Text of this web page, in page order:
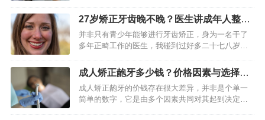
“正畸后圆脸变鹅蛋脸”的案例，也有不少人反馈“矫
正后脸型毫无变…
27岁矫正牙齿晚不晚？医生讲成年人整牙
利弊与最佳时机
并非只有青少年能够进行牙齿矫正，身为一名干了
多年正畸工作的医生，我碰到过好多二十七八岁乃
够做牙齿矫正。年龄自身不是起决定作用的障碍，
虽说成年人的颌骨已经固…
成人矫正龅牙多少钱？价格因素与选择全
解析
成人矫正龅牙的价钱存在很大差异，并非是个单一
简单的数字，它是由多个因素共同对其起到决定作